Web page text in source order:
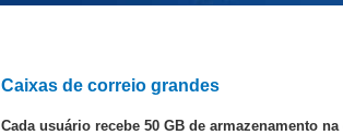
Caixas de correio grandes
Cada usuário recebe 50 GB de armazenamento